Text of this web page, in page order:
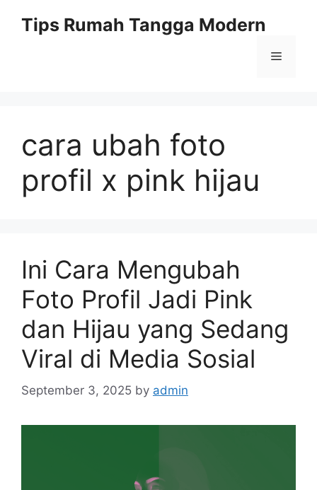
Tips Rumah Tangga Modern
Menu
cara ubah foto
profil x pink hijau
Ini Cara Mengubah
Foto Profil Jadi Pink
dan Hijau yang Sedang
Viral di Media Sosial
September 3, 2025 by admin